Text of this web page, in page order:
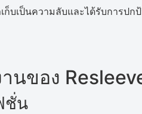
บเป็นความลับและได้รับการปก
นของ
ชั่น